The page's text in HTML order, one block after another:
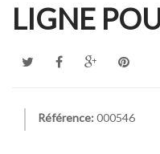
LIGNE
Référence: 000546